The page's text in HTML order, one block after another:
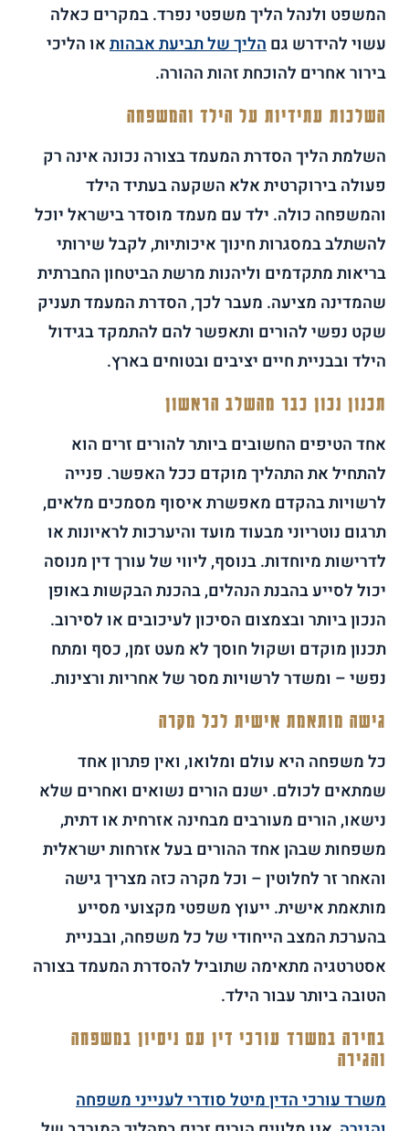
המשפט ולנהל הליך משפטי נפרד. במקרים כאלה
עשוי להידרש גםהליך של תביעת אבהותאו הליכי
בירור אחרים להוכחת זהות ההורה.
השלכות עתידיות על הילד והמשפחה
השלמת הליך הסדרת המעמד בצורה נכונה אינה רק
פעולה בירוקרטית אלא השקעה בעתיד הילד
והמשפחה כולה. ילד עם מעמד מוסדר בישראל יוכל
להשתלב במסגרות חינוך איכותיות, לקבל שירותי
בריאות מתקדמים וליהנות מרשת הביטחון החברתית
שהמדינה מציעה. מעבר לכך, הסדרת המעמד תעניק
שקט נפשי להורים ותאפשר להם להתמקד בגידול
הילד ובבניית חיים יציבים ובטוחים בארץ.
תכנון נכון כבר מהשלב הראשון
אחד הטיפים החשובים ביותר להורים זרים הוא
להתחיל את התהליך מוקדם ככל האפשר. פנייה
לרשויות בהקדם מאפשרת איסוף מסמכים מלאים,
תרגום נוטריוני מבעוד מועד והיערכות לראיונות או
לדרישות מיוחדות. בנוסף, ליווי של עורך דין מנוסה
יכול לסייע בהבנת הנהלים, בהכנת הבקשות באופן
הנכון ביותר ובצמצום הסיכון לעיכובים או לסירוב.
תכנון מוקדם ושקול חוסך לא מעט זמן, כסף ומתח
נפשי – ומשדר לרשויות מסר של אחריות ורצינות.
גישה מותאמת אישית לכל מקרה
כל משפחה היא עולם ומלואו, ואין פתרון אחד
שמתאים לכולם. ישנם הורים נשואים ואחרים שלא
נישאו, הורים מעורבים מבחינה אזרחית או דתית,
משפחות שבהן אחד ההורים בעל אזרחות ישראלית
והאחר זר לחלוטין – וכל מקרה כזה מצריך גישה
מותאמת אישית. ייעוץ משפטי מקצועי מסייע
בהערכת המצב הייחודי של כל משפחה, ובבניית
אסטרטגיה מתאימה שתוביל להסדרת המעמד בצורה
הטובה ביותר עבור הילד.
בחירה במשרד עורכי דין עם ניסיון במשפחה
והגירה
משרד עורכי הדיןמיטל סודרי לענייני משפחה